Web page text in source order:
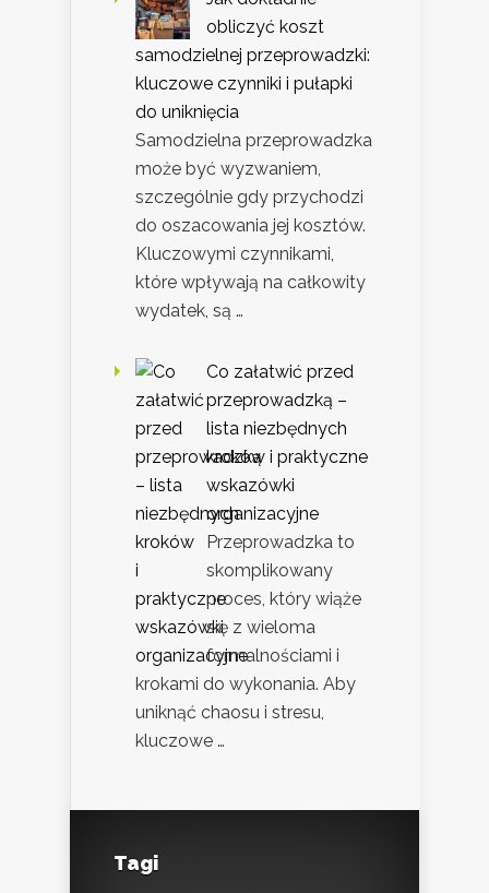
obliczyć koszt
samodzielnej przeprowadzki:
kluczowe czynniki i pułapki
do uniknięcia
Samodzielna przeprowadzka
może być wyzwaniem,
szczególnie gdy przychodzi
do oszacowania jej kosztów.
Kluczowymi czynnikami,
które wpływają na całkowity
wydatek, są …
Co załatwić przed
przeprowadzką –
lista niezbędnych
kroków i praktyczne
wskazówki
organizacyjne
Przeprowadzka to
skomplikowany
proces, który wiąże
się z wieloma
formalnościami i
krokami do wykonania. Aby
uniknąć chaosu i stresu,
kluczowe …
Tagi